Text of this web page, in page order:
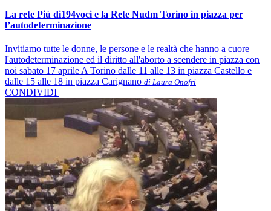
La rete Più di194voci e la Rete Nudm Torino in piazza per
l’autodeterminazione
Invitiamo tutte le donne, le persone e le realtà che hanno a cuore
l'autodeterminazione ed il diritto all'aborto a scendere in piazza con
noi sabato 17 aprile A Torino dalle 11 alle 13 in piazza Castello e
dalle 15 alle 18 in piazza Carignano di Laura Onofri
CONDIVIDI |